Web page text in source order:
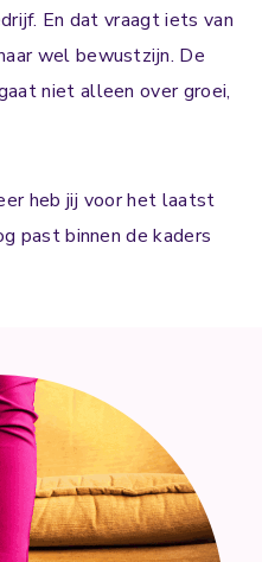
En dat vraagt iets van
wel bewustzijn. De
niet alleen over groei,
heb jij voor het laatst
past binnen de kaders